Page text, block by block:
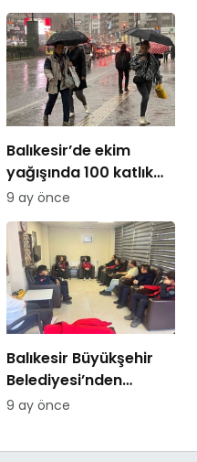
Balıkesir’de ekim
yağışında 100 katlık
artış
9 ay önce
Balıkesir Büyükşehir
Belediyesi’nden
itfaiyecilere psikolojik
9 ay önce